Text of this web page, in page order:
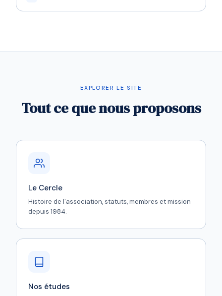
EXPLORER LE SITE
Tout ce que nous proposons
Le Cercle
Histoire de l'association, statuts, membres et mission
depuis 1984.
Nos études